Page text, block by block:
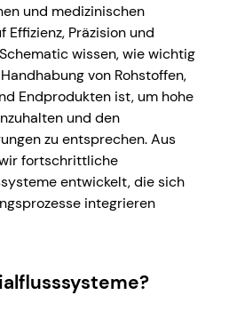
und medizinischen
Präzision und
wissen, wie wichtig
von Rohstoffen,
Endprodukten ist, um hohe
und den
zu entsprechen. Aus
fortschrittliche
entwickelt, die sich
integrieren